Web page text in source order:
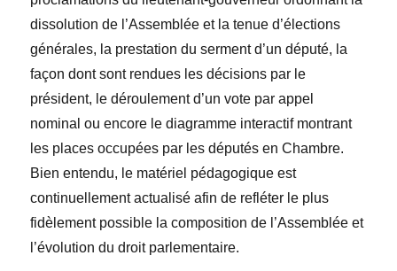
dissolution de l’Assemblée et la tenue d’élections
générales, la prestation du serment d’un député, la
façon dont sont rendues les décisions par le
président, le déroulement d’un vote par appel
nominal ou encore le diagramme interactif montrant
les places occupées par les députés en Chambre.
Bien entendu, le matériel pédagogique est
continuellement actualisé afin de refléter le plus
fidèlement possible la composition de l’Assemblée et
l’évolution du droit parlementaire.